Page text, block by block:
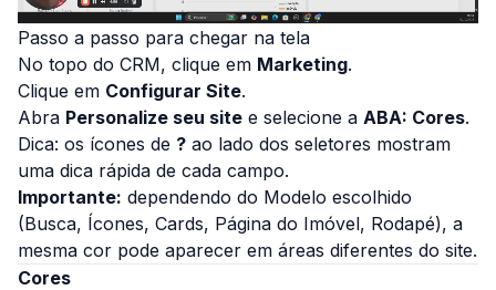
Passo a passo para chegar na tela
No topo do CRM, clique em Marketing.
Clique em Configurar Site.
Abra Personalize seu site e selecione a ABA: Cores.
Dica: os ícones de ? ao lado dos seletores mostram
uma dica rápida de cada campo.
Importante: dependendo do Modelo escolhido
(Busca, Ícones, Cards, Página do Imóvel, Rodapé), a
mesma cor pode aparecer em áreas diferentes do site.
Cores